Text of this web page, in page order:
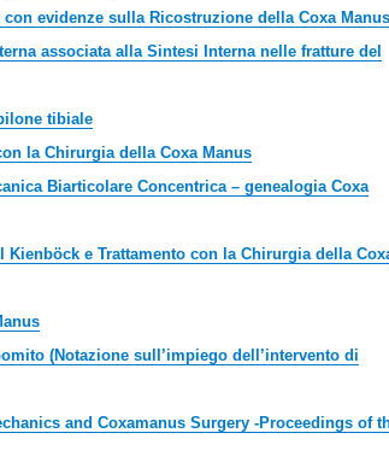
evidenze sulla Ricostruzione della Coxa Manus
associata alla Sintesi Interna nelle fratture del
tibiale
la Chirurgia della Coxa Manus
Biarticolare Concentrica – genealogia Coxa
Kienböck e Trattamento con la Chirurgia della
(Notazione sull’impiego dell’intervento di
and Coxamanus Surgery -Proceedings of